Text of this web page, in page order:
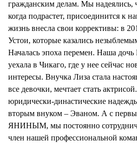
гражданским делам. Мы надеялись,
когда подрастет, присоединится к
жизнь внесла свои коррективы: в
Устои, которые казались
Началась эпоха перемен. Наша дочь
уехала в Чикаго, где у нее сейчас
интересы. Внучка Лиза стала
все девочки, мечтает стать
юридически-династические
вторым внуком – Эваном. А с
ЯНИНЫМ, мы постоянно
член нашей профессиональной